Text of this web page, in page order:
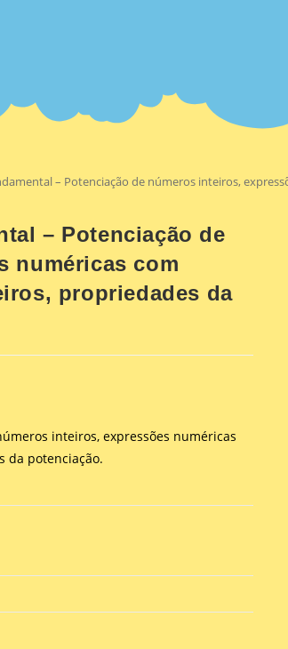
– Potenciação de números inteiros,
– Potenciação de
numéricas com
propriedades da
inteiros, expressões numéricas
da potenciação.